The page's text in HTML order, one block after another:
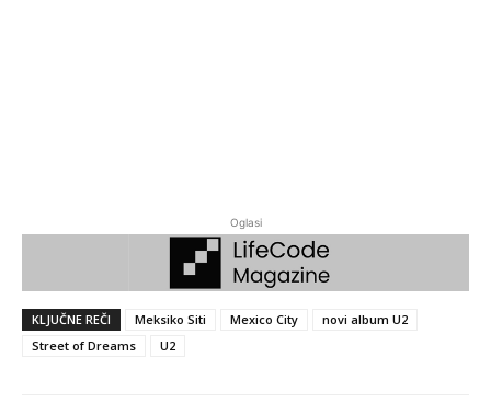
Oglasi
KLJUČNE REČI Meksiko Siti Mexico City
novi album U2
Street of Dreams
U2